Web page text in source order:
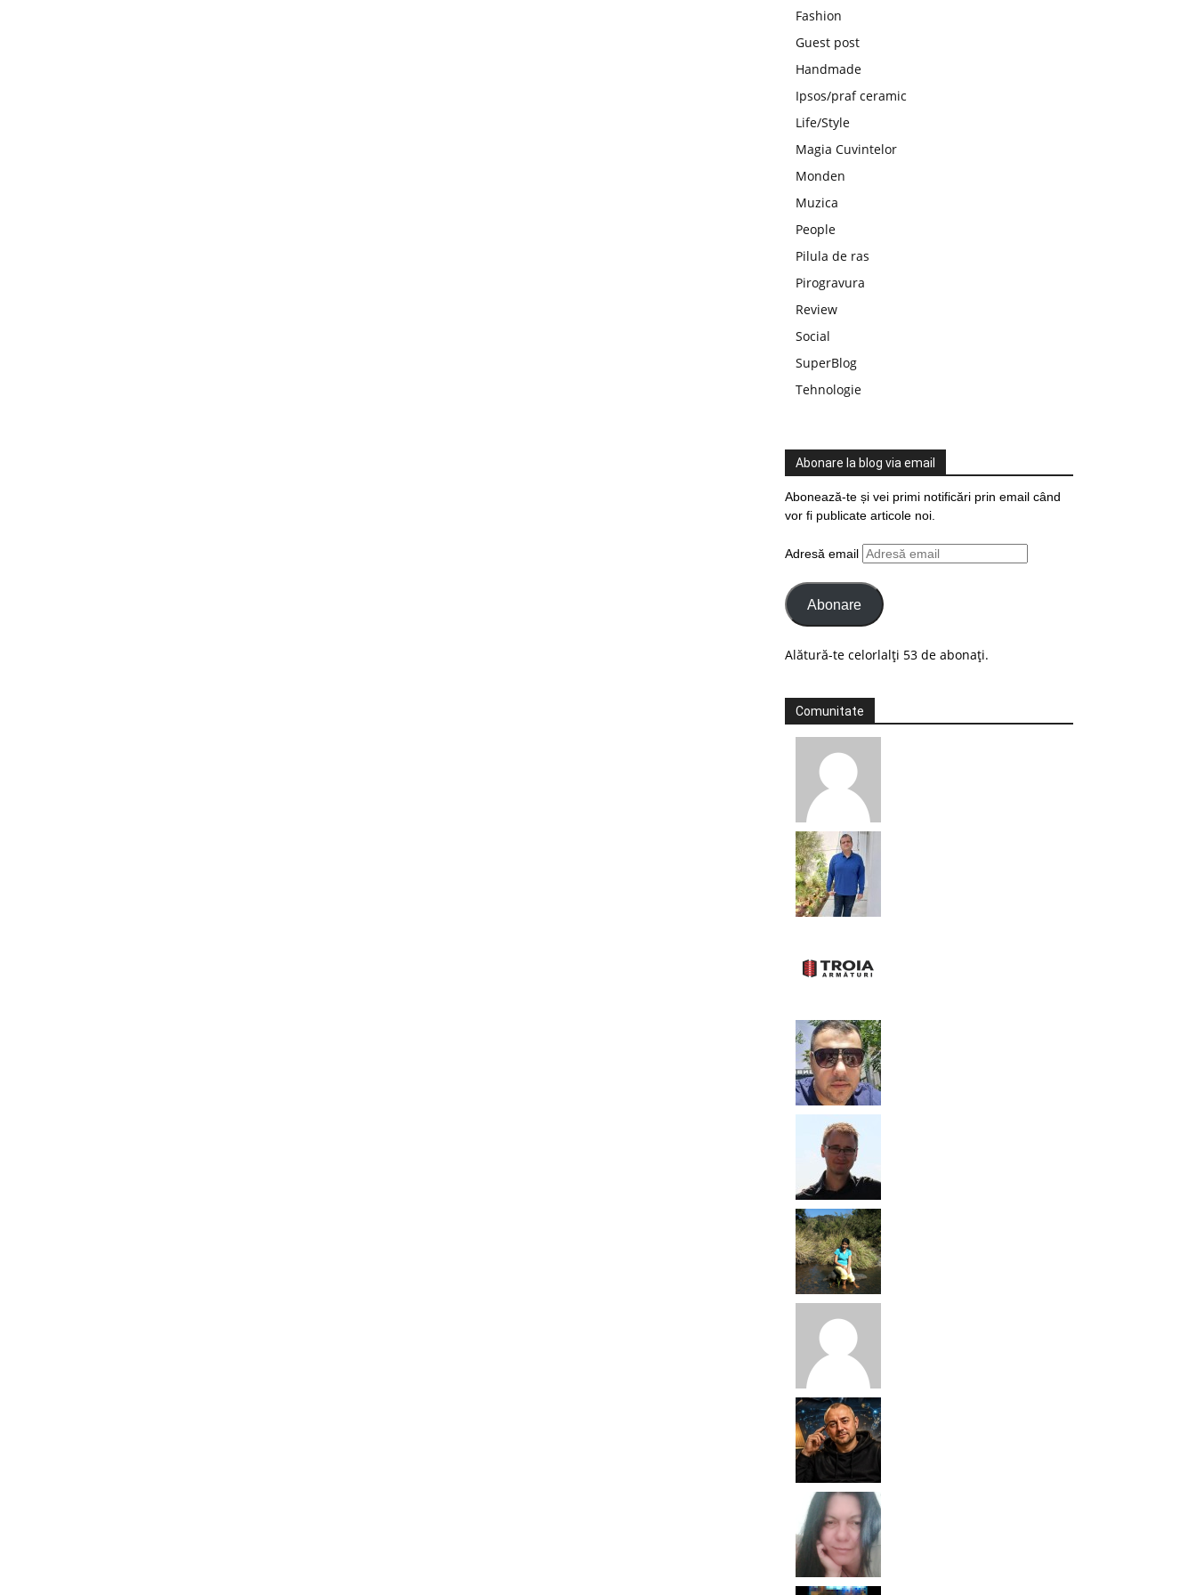
Fashion
Guest post
Handmade
Ipsos/praf ceramic
Life/Style
Magia Cuvintelor
Monden
Muzica
People
Pilula de ras
Pirogravura
Review
Social
SuperBlog
Tehnologie
Abonare la blog via email
Abonează-te și vei primi notificări prin email când
vor fi publicate articole noi.
Adresă email
Abonare
Alătură-te celorlalți 53 de abonați.
Comunitate